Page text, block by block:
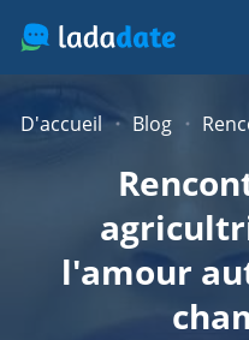
D'accueil Blog
l'amour